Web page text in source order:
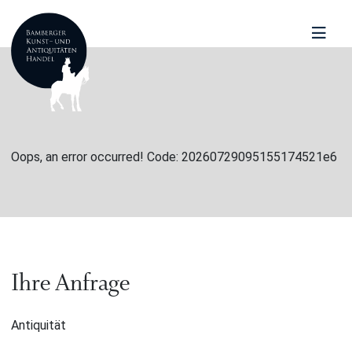
Oops, an error occurred! Code: 20260729095155174521e6
Ihre Anfrage
Antiquität